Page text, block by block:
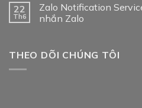
22
Th6
Zalo Notification
nhắn Zalo
THEO DÕI CHÚNG TÔI